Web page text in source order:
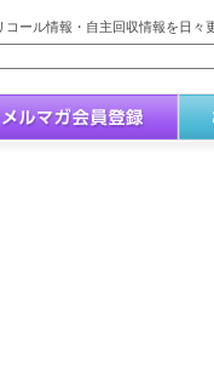
ール情報・自主回収情報を日々